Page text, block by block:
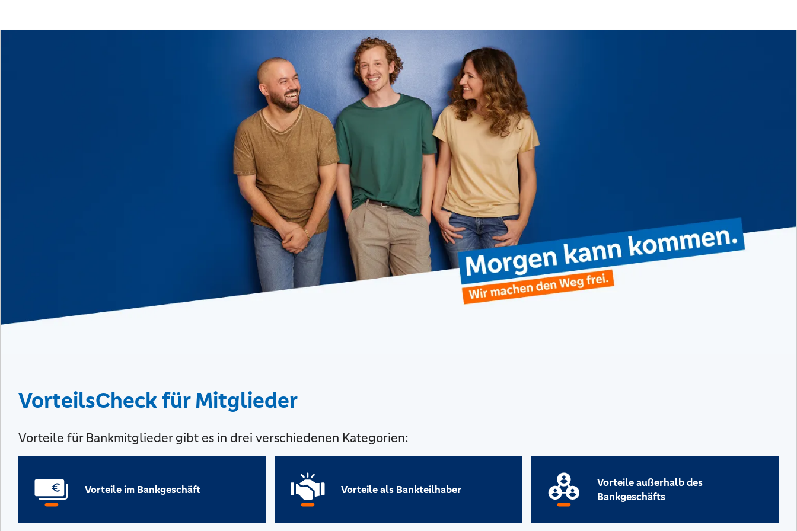
VorteilsCheck für Mitglieder
Vorteile für Bankmitglieder gibt es in drei verschiedenen Kategorien:
Vorteile im Bankgeschäft Vorteile als Bankteilhaber
Vorteile außerhalb des
Bankgeschäfts